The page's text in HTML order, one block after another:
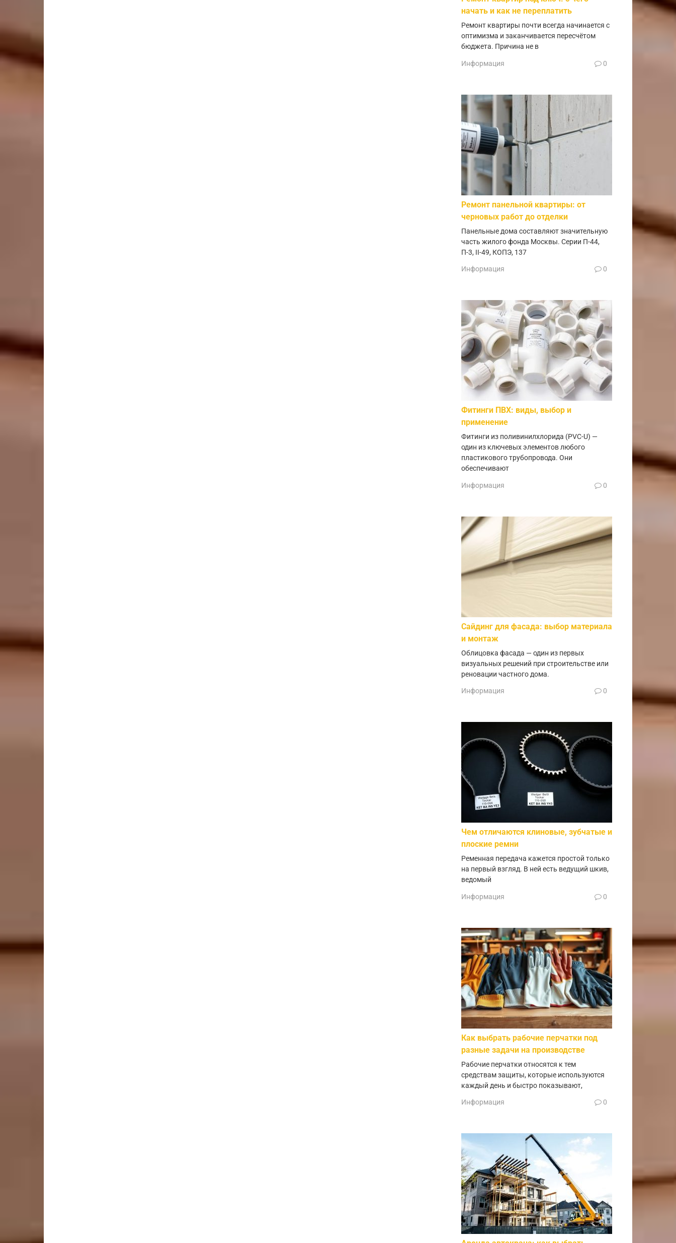
начать и как не переплатить
Ремонт квартиры почти всегда начинается с
оптимизма и заканчивается пересчётом
бюджета. Причина не в
Информация 0
Ремонт панельной квартиры: от
черновых работ до отделки
Панельные дома составляют значительную
часть жилого фонда Москвы. Серии П-44,
П-3, II-49, КОПЭ, 137
Информация 0
Фитинги ПВХ: виды, выбор и
применение
Фитинги из поливинилхлорида (PVC-U) —
один из ключевых элементов любого
пластикового трубопровода. Они
обеспечивают
Информация 0
Сайдинг для фасада: выбор материала
и монтаж
Облицовка фасада — один из первых
визуальных решений при строительстве или
реновации частного дома.
Информация 0
Чем отличаются клиновые, зубчатые и
плоские ремни
Ременная передача кажется простой только
на первый взгляд. В ней есть ведущий шкив,
ведомый
Информация 0
Как выбрать рабочие перчатки под
разные задачи на производстве
Рабочие перчатки относятся к тем
средствам защиты, которые используются
каждый день и быстро показывают,
Информация 0